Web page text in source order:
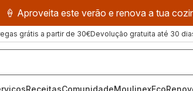
🍦 Aproveita este verão e renova a tua
grátis a partir de 30€Devolução gratuita até 30
ReceitasComunidadeMoulinex